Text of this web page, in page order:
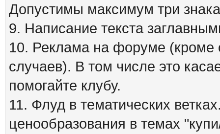
Допустимы максимум три
9. Написание текста
10. Реклама на форуме (кроме
случаев). В том числе это
помогайте клубу.
11. Флуд в тематических
ценообразования в темах